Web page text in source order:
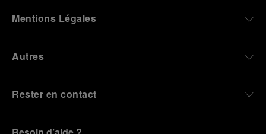
Mentions Légales
Autres
Rester en contact